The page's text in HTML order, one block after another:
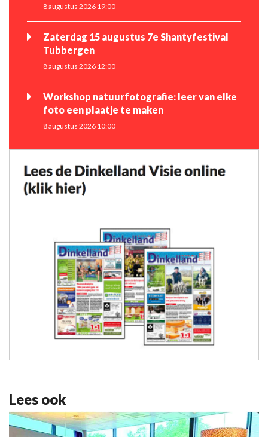
8 augustus 2026 19:00
Zaterdag 15 augustus 7e Shantyfestival
Tubbergen
8 augustus 2026 12:00
Workshop natuurfotografie: leer van elke
foto een plaatje te maken
8 augustus 2026 10:00
Lees ook